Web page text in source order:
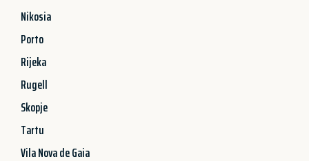
Nikosia
Porto
Rijeka
Rugell
Skopje
Tartu
Vila Nova de Gaia